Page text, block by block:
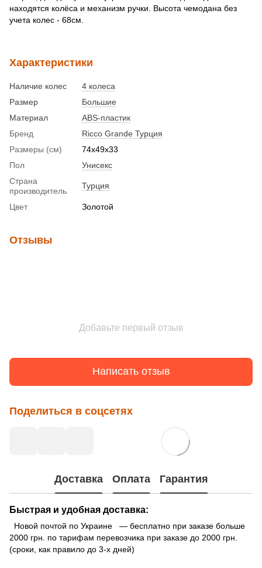
находятся колёса и механизм ручки. Высота чемодана без
учета колес - 68см.
Характеристики
Наличие колес
4 колеса
Размер
Большие
Материал
ABS-пластик
Бренд
Ricco Grande Турция
Размеры (см)
74x49x33
Пол
Унисекс
Страна
производитель
Турция
Цвет Золотой
Отзывы
Добавьте первый отзыв
Написать отзыв
Поделиться в соцсетях
Доставка Оплата Гарантия
Быстрая и удобная доставка:
Новой почтой по Украине — бесплатно при заказе больше
2000 грн. по тарифам перевозчика при заказе до 2000 грн.
(сроки, как правило до 3-х дней)